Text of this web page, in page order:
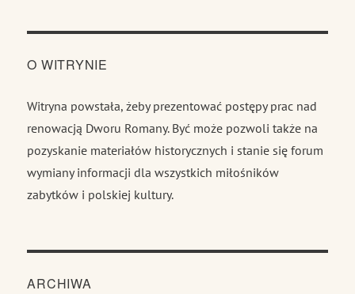
O WITRYNIE
Witryna powstała, żeby prezentować postępy prac nad
renowacją Dworu Romany. Być może pozwoli także na
pozyskanie materiałów historycznych i stanie się forum
wymiany informacji dla wszystkich miłośników
zabytków i polskiej kultury.
ARCHIWA